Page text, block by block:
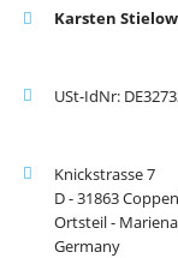
Karsten Stielow
USt-IdNr:
Knickstrasse 7
D - 31863
Ortsteil -
Germany